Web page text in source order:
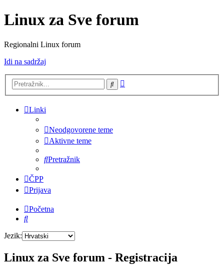
Linux za Sve forum
Regionalni Linux forum
Idi na sadržaj
Pretražnik
Linki
Neodgovorene teme
Aktivne teme
Pretražnik
ČPP
Prijava
Početna
Pretražnik
Jezik:
Linux za Sve forum - Registracija